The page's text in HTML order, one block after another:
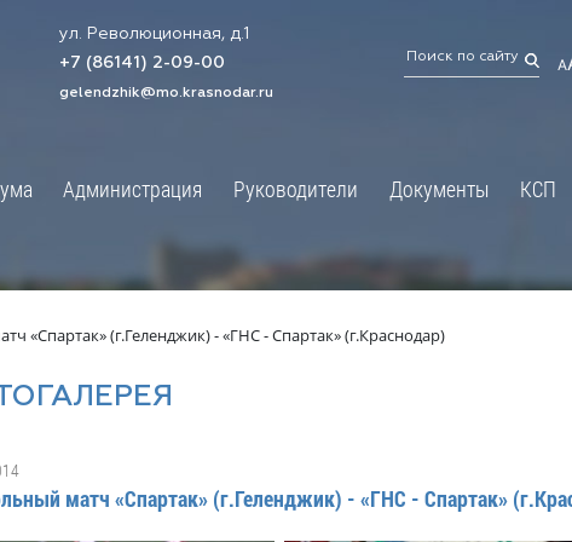
ул. Революционная, д.1
+7 (86141) 2-09-00
gelendzhik@mo.krasnodar.ru
А
Администрация Руководители Документы КСП
информация
организации
График приёмов граждан
депутатами
Депутатское объединение
«Спартак» (г.Геленджик) - «ГНС - Спартак» (г.Краснодар)
матч «Спартак» (г.Геленджик) - «ГНС - Спартак»